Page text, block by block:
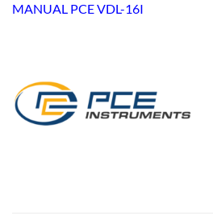
MANUAL PCE VDL-16I